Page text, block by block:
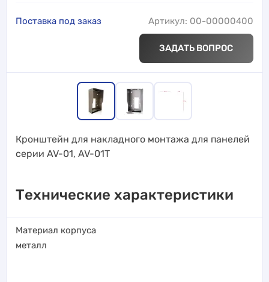
Поставка под заказ Артикул: 00-00000400
ЗАДАТЬ ВОПРОС
Кронштейн для накладного монтажа для панелей
серии AV-01, AV-01T
Технические характеристики
Материал корпуса
металл